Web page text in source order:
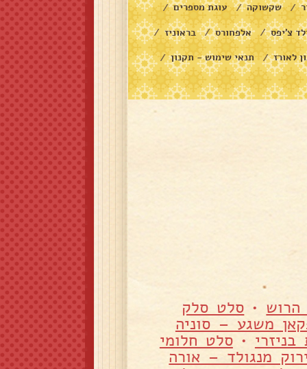
/ שקשוקה / עוגת מספרים /
צ׳יפס / אלפחורס / בראוניז /
לאורז / תנאי שימוש - תקנון /
הרוש • סלט סלק
משגע – סוניה
•סלט חלומי
מנגולד – אורה